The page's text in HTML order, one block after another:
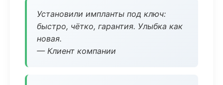
Установили импланты под ключ:
быстро, чётко, гарантия. Улыбка как
новая.
— Клиент компании